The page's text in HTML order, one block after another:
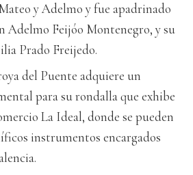
y Adelmo y fue apadrinado
Adelmo Feijóo Montenegro, y su
Prado Freijedo.
del Puente adquiere un
para su rondalla que exhibe
La Ideal, donde se pueden
instrumentos encargados